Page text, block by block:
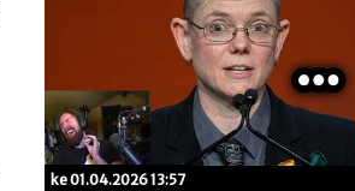
ke 01.04.2026 13:57